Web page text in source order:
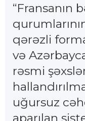
“Fransanın
qərəzli
və
rəsmi
uğursuz
aparılan